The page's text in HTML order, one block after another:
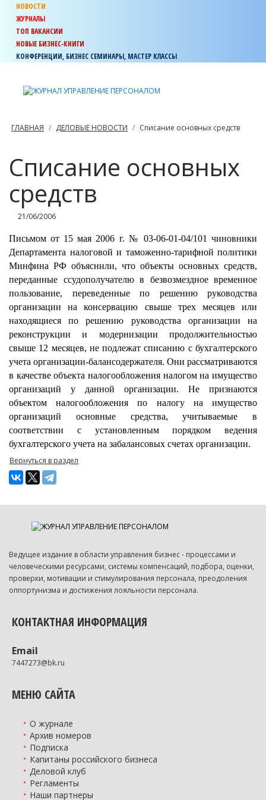
НОВОСТИ
ЖУРНАЛЫ
ТОП ВАКАНСИИ
НОВЫЕ БИЗНЕС-КНИГИ
КОНФЕРЕНЦИИ, БИЗНЕС СЕМИНАРЫ, МАСТЕР КЛАССЫ
ГЛАВНАЯ ДЕЛОВЫЕ НОВОСТИ Списание основных средств
Списание основных
средств
21/06/2006
Письмом от 15 мая 2006 г. № 03-06-01-04/101 чиновники
Департамента налоговой и таможенно-тарифной политики
Минфина РФ объяснили, что объекты основных средств,
переданные ссудополучателю в безвозмездное временное
пользование, переведенные по решению руководства
организации на консервацию свыше трех месяцев или
находящиеся по решению руководства организации на
реконструкции и модернизации продолжительностью
свыше 12 месяцев, не подлежат списанию с бухгалтерского
учета организации-балансодержателя. Они рассматриваются
в качестве объекта налогообложения налогом на имущество
организаций у данной организации. Не признаются
объектом налогообложения по налогу на имущество
организаций основные средства, учитываемые в
соответствии с установленным порядком ведения
бухгалтерского учета на забалансовых счетах организации.
Вернуться в раздел
Ведущее издание в области управления бизнес - процессами и
человеческими ресурсами, системы компенсаций, подбора, оценки,
проверки, мотивации и стимулирования персонала, преодоления
оппортунизма и достижения лояльности персонала.
КОНТАКТНАЯ ИНФОРМАЦИЯ
Email
7447273@bk.ru
МЕНЮ САЙТА
О журнале
Архив номеров
Подписка
Капитаны российского бизнеса
Деловой клуб
Регламенты
Наши партнеры